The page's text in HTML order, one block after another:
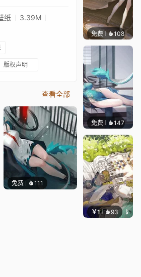
纸
3.39M
版权声明
查看全部
免费 111
免费 108
免费 147
￥1 93 冷鸟